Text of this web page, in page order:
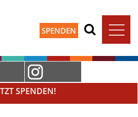
SPENDEN
SPENDEN!